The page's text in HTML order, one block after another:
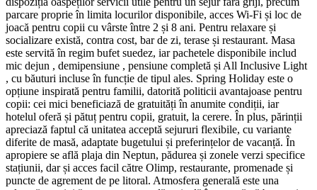
parcare proprie în limita locurilor disponibile, acces Wi‑Fi și loc de
joacă pentru copii cu vârste între 2 și 8 ani. Pentru relaxare și
socializare există, contra cost, bar de zi, terase și restaurant. Masa
este servită în regim bufet suedez, iar pachetele disponibile includ
mic dejun , demipensiune , pensiune completă și All Inclusive Light
, cu băuturi incluse în funcție de tipul ales. Spring Holiday este o
opțiune inspirată pentru familii, datorită politicii avantajoase pentru
copii: cei mici beneficiază de gratuități în anumite condiții, iar
hotelul oferă și pătuț pentru copii, gratuit, la cerere. În plus, părinții
apreciază faptul că unitatea acceptă sejururi flexibile, cu variante
diferite de masă, adaptate bugetului și preferințelor de vacanță. În
apropiere se află plaja din Neptun, pădurea și zonele verzi specifice
stațiunii, dar și acces facil către Olimp, restaurante, promenade și
puncte de agrement de pe litoral. Atmosfera generală este una